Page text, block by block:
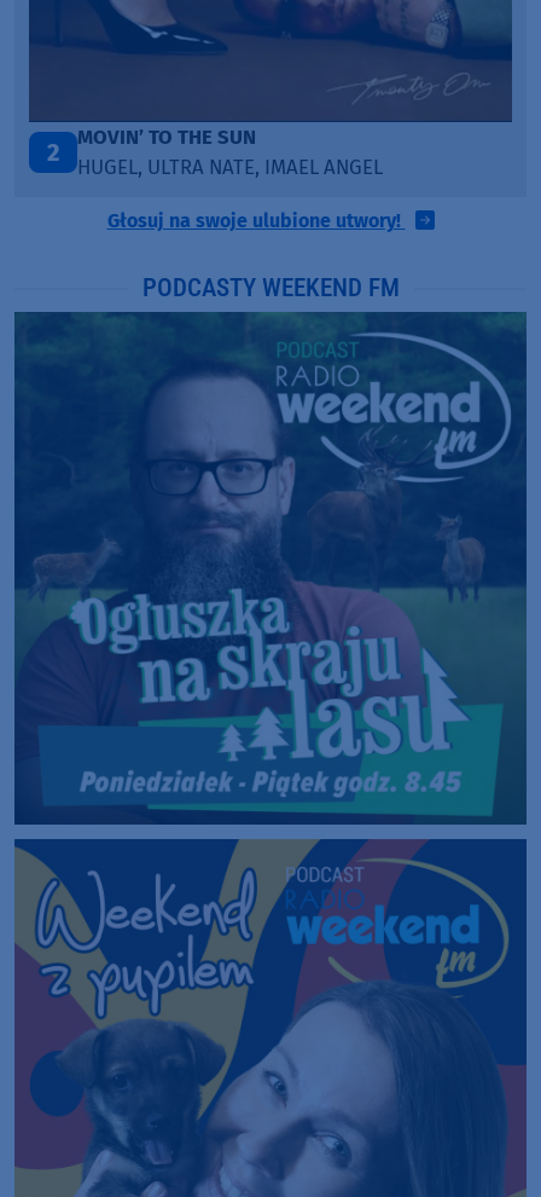
3
LEGENDARY LOVERS (SAVE ME)
KATY PERRY & CHIEF KEEF
Głosuj na swoje ulubione utwory!
PODCASTY WEEKEND FM